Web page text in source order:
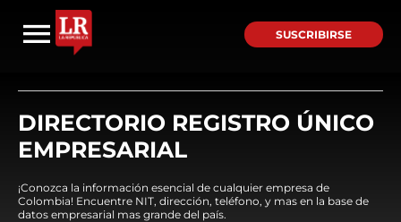
SUSCRIBIRSE
DIRECTORIO REGISTRO ÚNICO
EMPRESARIAL
¡Conozca la información esencial de cualquier empresa de
Colombia! Encuentre NIT, dirección, teléfono, y mas en la base de
datos empresarial mas grande del país.